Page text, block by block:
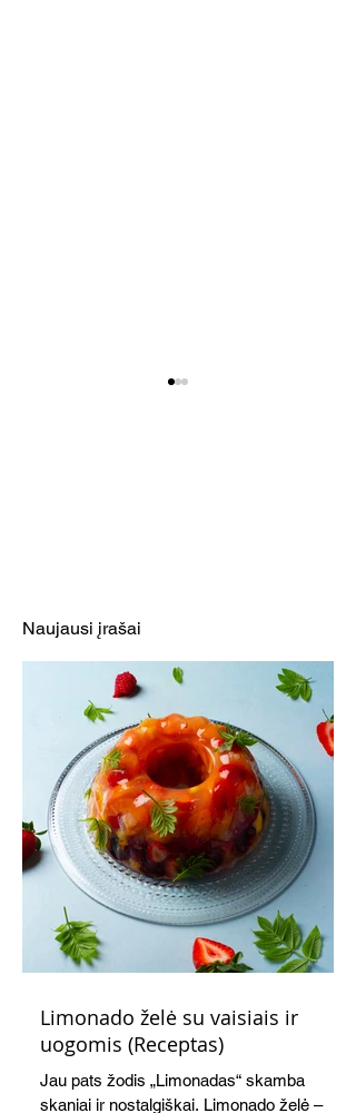
Naujausi įrašai
Limonado želė su vaisiais ir
uogomis (Receptas)
Jau pats žodis „Limonadas“ skamba
skaniai ir nostalgiškai. Limonado želė –